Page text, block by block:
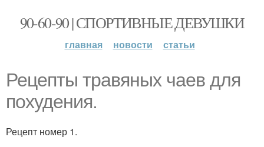
90-60-90 | СПОРТИВНЫЕ ДЕВУШКИ
главная новости статьи
Рецепты травяных чаев для
похудения.
Рецепт номер 1.